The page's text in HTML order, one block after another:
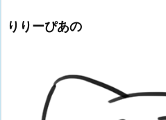
りりーぴあの